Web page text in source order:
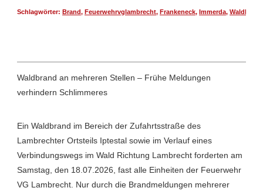
Schlagwörter: Brand, Feuerwehrvglambrecht, Frankeneck, Immerda, Waldbrand
Waldbrand an mehreren Stellen – Frühe Meldungen
verhindern Schlimmeres
Ein Waldbrand im Bereich der Zufahrtsstraße des
Lambrechter Ortsteils Iptestal sowie im Verlauf eines
Verbindungswegs im Wald Richtung Lambrecht forderten am
Samstag, den 18.07.2026, fast alle Einheiten der Feuerwehr
VG Lambrecht. Nur durch die Brandmeldungen mehrerer